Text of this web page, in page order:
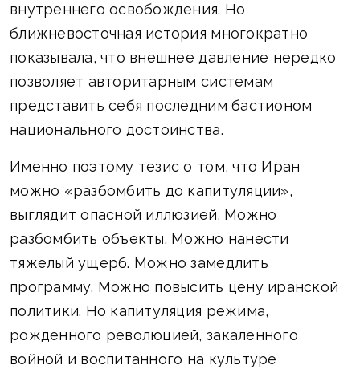
внутреннего освобождения. Но
ближневосточная история многократно
показывала, что внешнее давление нередко
позволяет авторитарным системам
представить себя последним бастионом
национального достоинства.
Именно поэтому тезис о том, что Иран
можно «разбомбить до капитуляции»,
выглядит опасной иллюзией. Можно
разбомбить объекты. Можно нанести
тяжелый ущерб. Можно замедлить
программу. Можно повысить цену иранской
политики. Но капитуляция режима,
рожденного революцией, закаленного
войной и воспитанного на культуре